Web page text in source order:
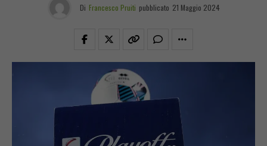
Di Francesco Pruiti pubblicato 21 Maggio 2024